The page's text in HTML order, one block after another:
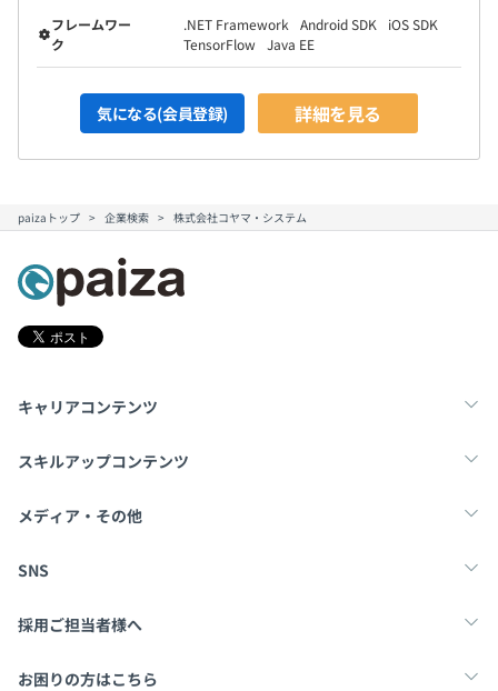
フレームワー
ク
.NET Framework Android SDK
iOS SDK
TensorFlow Java EE
気になる(会員登録) 詳細を見る
paizaトップ 企業検索 株式会社コヤマ・システム
キャリアコンテンツ
転職・キャリア
スキルアップコンテンツ
学習
メディア・その他
Tech Team Journal
SNS
X
採用ご担当者様へ
採用・教育をお考えの企業様へ
お困りの方はこちら